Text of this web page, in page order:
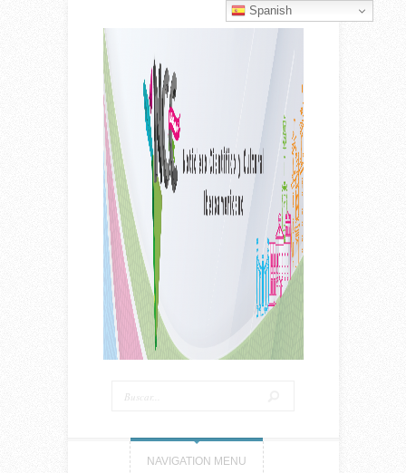
NAVIGATION MENU
Spanish